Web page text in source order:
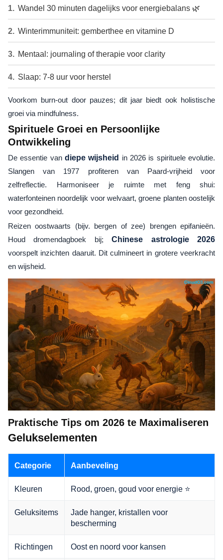
Wandel 30 minuten dagelijks voor energiebalans 🌿
Winterimmuniteit: gemberthee en vitamine D
Mentaal: journaling of therapie voor clarity
Slaap: 7-8 uur voor herstel
Voorkom burn-out door pauzes; dit jaar biedt ook holistische
groei via mindfulness.
Spirituele Groei en Persoonlijke
Ontwikkeling
De essentie van diepe wijsheid in 2026 is spirituele evolutie.
Slangen van 1977 profiteren van Paard-vrijheid voor
zelfreflectie. Harmoniseer je ruimte met feng shui:
waterfonteinen noordelijk voor welvaart, groene planten oostelijk
voor gezondheid.
Reizen oostwaarts (bijv. bergen of zee) brengen epifanieën.
Houd dromendagboek bij;Chinese astrologie 2026
voorspelt inzichten daaruit. Dit culmineert in grotere veerkracht
en wijsheid.
Praktische Tips om 2026 te Maximaliseren
Gelukselementen
Categorie Aanbeveling
Kleuren Rood, groen, goud voor energie ⭐
Geluksitems
Jade hanger, kristallen voor
bescherming
Richtingen Oost en noord voor kansen